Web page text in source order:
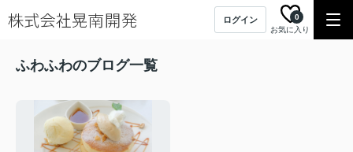
ログイン
お気に入り
0
ふわふわのブログ一覧